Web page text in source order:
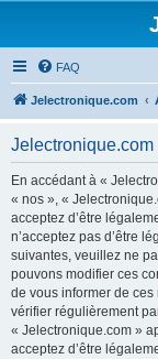
FAQ
Jelectronique.com
Jelectronique.com
En accédant à «
« nos », «
acceptez d’être
n’acceptez pas d’être
suivantes, veuillez ne
pouvons modifier ces
de vous informer de
vérifier régulièrement
« Jelectronique.com »
acceptez d’être